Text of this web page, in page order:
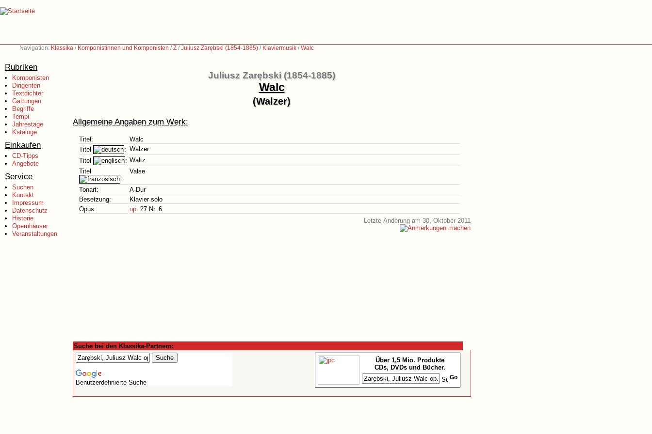
Navigation: Klassika / Komponistinnen und Komponisten /Z /Juliusz Zarębski (1854-1885) / Klaviermusik /Walc
Rubriken
Komponisten
Dirigenten
Textdichter
Gattungen
Begriffe
Tempi
Jahrestage
Kataloge
Einkaufen
CD-Tipps
Angebote
Service
Suchen
Kontakt
Impressum
Datenschutz
Historie
Opernhäuser
Veranstaltungen
Juliusz Zarębski (1854-1885)
Walc
(Walzer)
Allgemeine Angaben zum Werk:
Titel:
Walc
Titel
: Walzer
Titel
: Waltz
Titel
:
Valse
Tonart:
A-Dur
Besetzung:
Klavier solo
Opus:
op. 27 Nr. 6
Letzte Änderung am 30. Oktober 2011
Suche bei den Klassika-Partnern:
Benutzerdefinierte Suche
Über 1,5 Mio. Produkte
CDs, DVDs und Bücher.
Go